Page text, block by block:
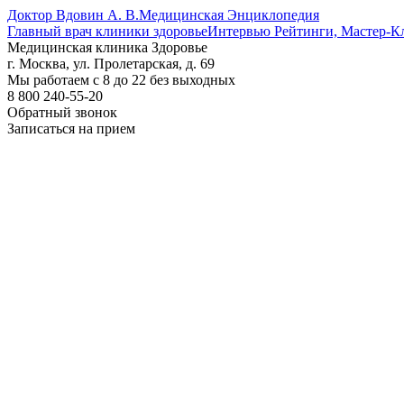
Доктор Вдовин А. В.Медицинская Энциклопедия
Главный врач клиники здоровьеИнтервью Рейтинги, Мастер-
Медицинская клиника Здоровье
г. Москва, ул. Пролетарская, д. 69
Мы работаем с 8 до 22 без выходных
8 800 240-55-20
Обратный звонок
Записаться на прием